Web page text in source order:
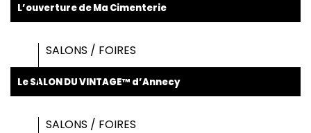
L’ouverture de Ma Cimenterie
SALONS / FOIRES
Le SALON DU VINTAGE™ d’Annecy
SALONS / FOIRES